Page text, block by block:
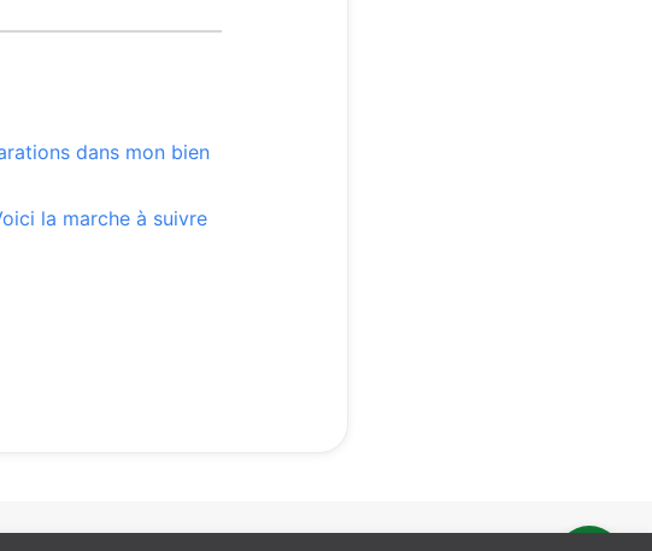
dans mon bien
la marche à suivre